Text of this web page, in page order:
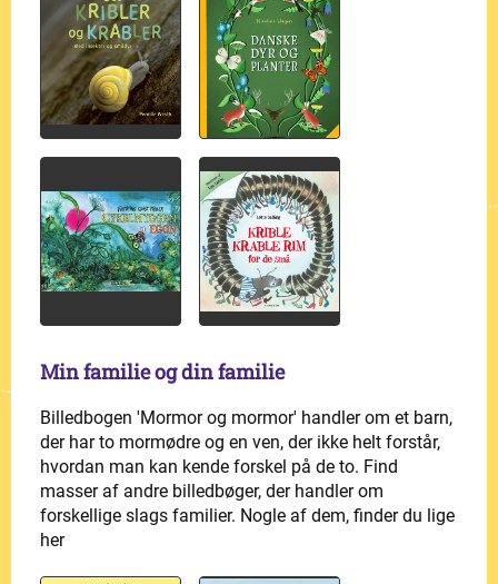
Min familie og din familie
Billedbogen 'Mormor og mormor' handler om et barn,
der har to mormødre og en ven, der ikke helt forstår,
hvordan man kan kende forskel på de to. Find
masser af andre billedbøger, der handler om
forskellige slags familier. Nogle af dem, finder du lige
her